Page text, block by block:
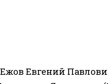
Евгений